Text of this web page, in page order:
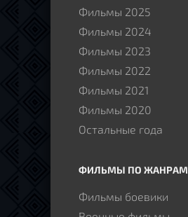
Фильмы 2025
Фильмы 2024
Фильмы 2023
Фильмы 2022
Фильмы 2021
Фильмы 2020
Остальные года
ФИЛЬМЫ ПО ЖАНРАМ
Фильмы боевики